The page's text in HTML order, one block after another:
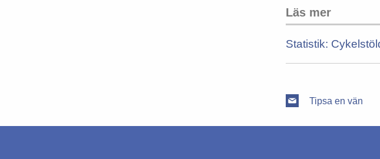
Läs mer
Statistik:
Tipsa en vän